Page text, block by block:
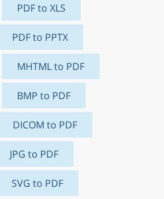
PDF to XLS
PDF to PPTX
MHTML to PDF
BMP to PDF
DICOM to PDF
JPG to PDF
SVG to PDF